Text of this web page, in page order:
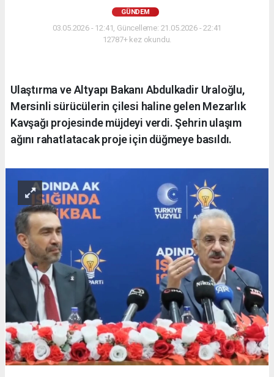
GÜNDEM
03.05.2026 - 12:41, Güncelleme: 21.05.2026 - 22:41
12787+ kez okundu.
Ulaştırma ve Altyapı Bakanı Abdulkadir Uraloğlu,
Mersinli sürücülerin çilesi haline gelen Mezarlık
Kavşağı projesinde müjdeyi verdi. Şehrin ulaşım
ağını rahatlatacak proje için düğmeye basıldı.